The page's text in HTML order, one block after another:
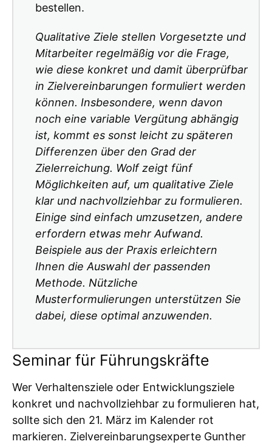
bestellen.
Qualitative Ziele stellen Vorgesetzte und
Mitarbeiter regelmäßig vor die Frage,
wie diese konkret und damit überprüfbar
in Zielvereinbarungen formuliert werden
können. Insbesondere, wenn davon
noch eine variable Vergütung abhängig
ist, kommt es sonst leicht zu späteren
Differenzen über den Grad der
Zielerreichung. Wolf zeigt fünf
Möglichkeiten auf, um qualitative Ziele
klar und nachvollziehbar zu formulieren.
Einige sind einfach umzusetzen, andere
erfordern etwas mehr Aufwand.
Beispiele aus der Praxis erleichtern
Ihnen die Auswahl der passenden
Methode. Nützliche
Musterformulierungen unterstützen Sie
dabei, diese optimal anzuwenden.
Seminar für Führungskräfte
Wer Verhaltensziele oder Entwicklungsziele
konkret und nachvollziehbar zu formulieren hat,
sollte sich den 21. März im Kalender rot
markieren. Zielvereinbarungsexperte Gunther